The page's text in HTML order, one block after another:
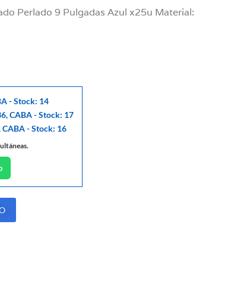
Perlado 9 Pulgadas Azul x25u Material:
- Stock: 14
CABA - Stock: 17
CABA - Stock: 16